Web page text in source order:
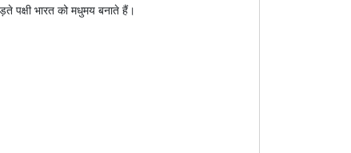
पक्षी भारत को मधुमय बनाते हैं।